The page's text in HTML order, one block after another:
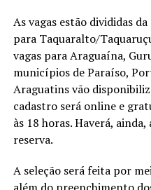
As vagas estão divididas
para Taquaralto/
vagas para Araguaína,
municípios de Paraíso,
Araguatins vão
cadastro será online e
às 18 horas. Haverá,
reserva.
A seleção será feita por